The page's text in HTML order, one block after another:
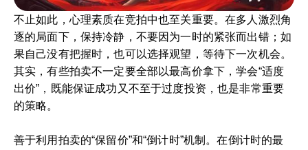
不止如此，心理素质在竞拍中也至关重要。在多人激烈角
逐的局面下，保持冷静，不要因为一时的紧张而出错；如
果自己没有把握时，也可以选择观望，等待下一次机会。
其实，有些拍卖不一定要全部以最高价拿下，学会“适度
出价”，既能保证成功又不至于过度投资，也是非常重要
的策略。
善于利用拍卖的“保留价”和“倒计时”机制。在倒计时的最